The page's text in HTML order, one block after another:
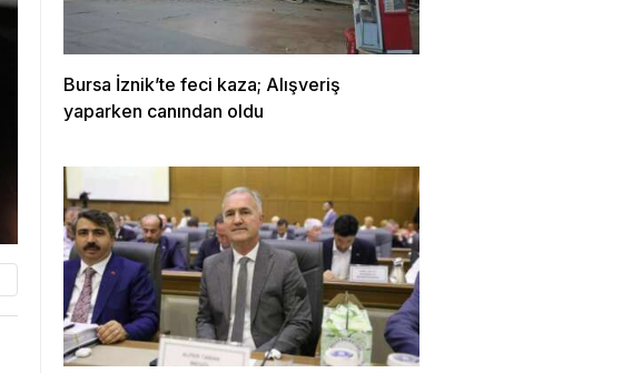
Bursa İznik’te feci kaza; Alışveriş
yaparken canından oldu